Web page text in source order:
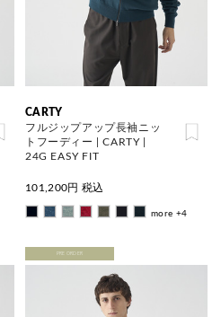
CARTY
フルジップアップ長袖ニッ
トフーディー | CARTY |
24G EASY FIT
101,200円 税込
more +4
PRE ORDER